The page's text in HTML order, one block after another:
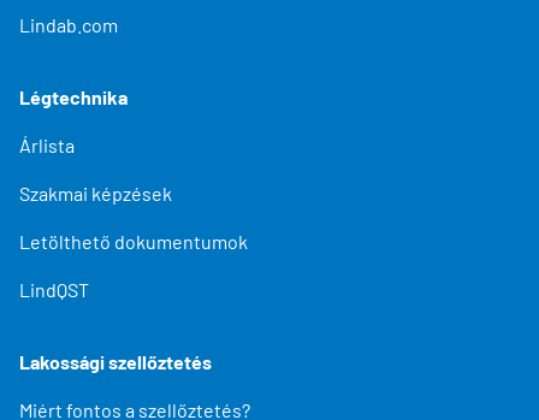
Lindab.com
Légtechnika
Árlista
Szakmai képzések
Letölthető dokumentumok
LindQST
Lakossági szellőztetés
Miért fontos a szellőztetés?